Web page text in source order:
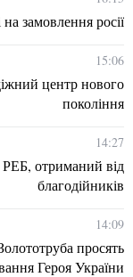
замовлення росії
15:06
центр нового
покоління
14:27
отриманий від
благодійників
14:09
просять
Героя України